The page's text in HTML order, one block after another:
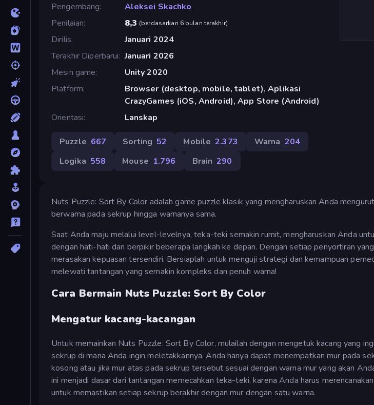
Pengembang
Aleksei Skachko
Penilaian
8,3 (berdasarkan 6 bulan terakhir)
Dirilis
Januari 2024
Terakhir Diperbarui Januari 2026
Mesin game
Unity 2020
Platform
Browser (desktop, mobile, tablet), Aplikasi
CrazyGames (iOS, Android), App Store (Android)
Orientasi
Lanskap
Puzzle 667 Sorting 52 Mobile 2.373 Warna 204
Logika 558 Mouse 1.796 Brain 290
Nuts Puzzle: Sort By Color adalah game puzzle klasik yang mengharuskan Anda
berwarna pada sekrup hingga warnanya sama.
Saat Anda maju melalui level-levelnya, teka-teki semakin rumit, mengharuskan Anda
dengan hati-hati dan berpikir beberapa langkah ke depan. Dengan setiap penyortiran
merasakan kepuasan tersendiri. Bersiaplah untuk menguji strategi dan kemampuan
melewati tantangan yang semakin kompleks dan penuh warna!
Cara Bermain Nuts Puzzle: Sort By Color
Mengatur kacang-kacangan
Untuk memainkan Nuts Puzzle: Sort By Color, mulailah dengan mengetuk kacang yang
sekrup di mana Anda ingin meletakkannya. Anda hanya dapat menempatkan mur pada
kosong atau jika mur atas pada sekrup tersebut sesuai dengan warna mur yang akan
ini menjadi dasar dari tantangan memecahkan teka-teki, karena Anda harus
untuk memastikan setiap sekrup berakhir dengan mur dengan satu warna.